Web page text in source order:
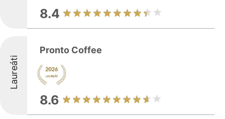
8.4
Laureáti
Pronto Coffee
8.6